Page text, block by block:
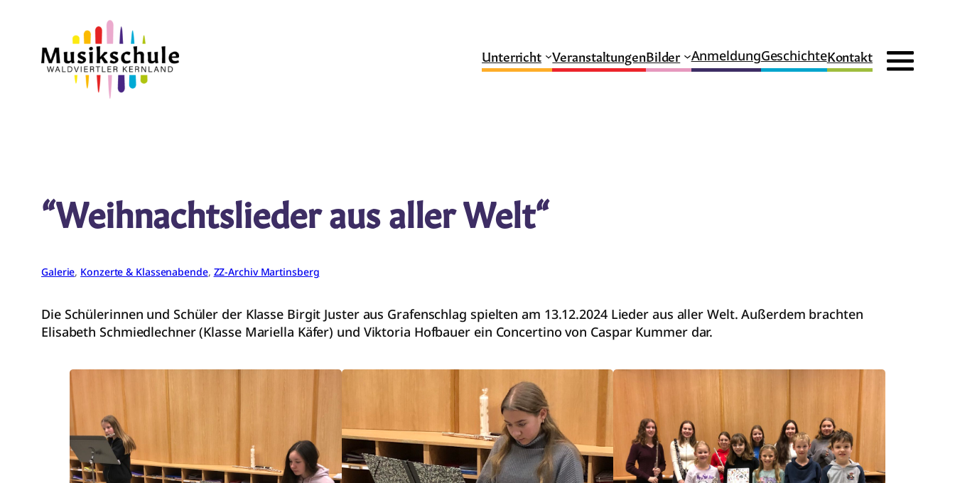
springen
Unterricht VeranstaltungenBilder AnmeldungGeschichteKontakt
“Weihnachtslieder aus aller Welt“
Galerie, Konzerte & Klassenabende, ZZ-Archiv Martinsberg
Die Schülerinnen und Schüler der Klasse Birgit Juster aus Grafenschlag spielten am 13.12.2024 Lieder aus aller Welt. Außerdem brachten
Elisabeth Schmiedlechner (Klasse Mariella Käfer) und Viktoria Hofbauer ein Concertino von Caspar Kummer dar.